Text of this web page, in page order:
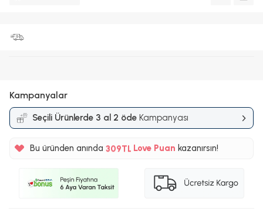
Kampanyalar
Seçili Ürünlerde 3 al 2 öde Kampanyası
Bu üründen anında 309TL Love Puan kazanırsın!